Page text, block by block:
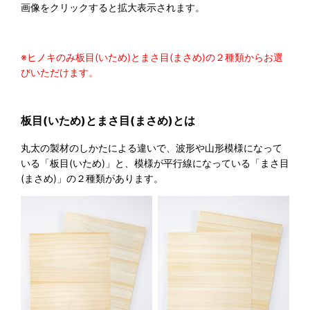
画像をクリックすると拡大表示されます。
※ヒノキのみ板目(いため)とまさ目(まさめ)の２種類からお選
びいただけます。
板目(いため)とまさ目(まさめ)とは
丸太の製材のしかたによる違いで、波形や山形模様になって
いる「板目(いため)」と、模様が平行線になっている「まさ目
(まさめ)」の２種類があります。